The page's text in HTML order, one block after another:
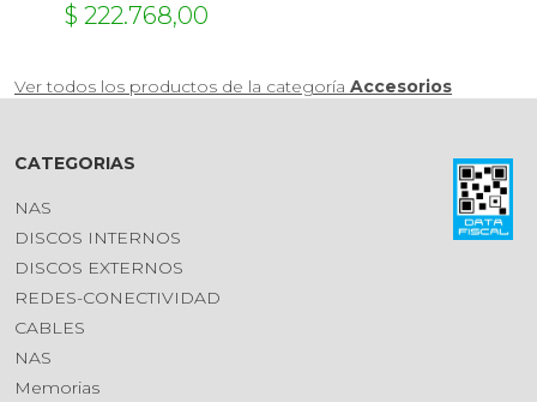
$ 222.768,00
Ver todos los productos de la categoría Accesorios
CATEGORIAS
NAS
DISCOS INTERNOS
DISCOS EXTERNOS
REDES-CONECTIVIDAD
CABLES
NAS
Memorias